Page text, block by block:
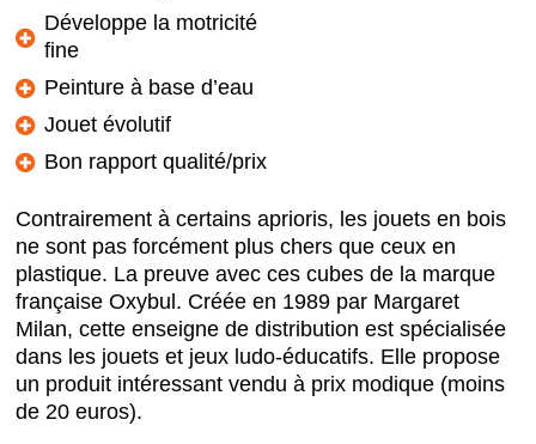
Développe la motricité
fine
Peinture à base d’eau
Jouet évolutif
Bon rapport qualité/prix
Contrairement à certains aprioris, les jouets en bois
ne sont pas forcément plus chers que ceux en
plastique. La preuve avec ces cubes de la marque
française Oxybul. Créée en 1989 par Margaret
Milan, cette enseigne de distribution est spécialisée
dans les jouets et jeux ludo-éducatifs. Elle propose
un produit intéressant vendu à prix modique (moins
de 20 euros).